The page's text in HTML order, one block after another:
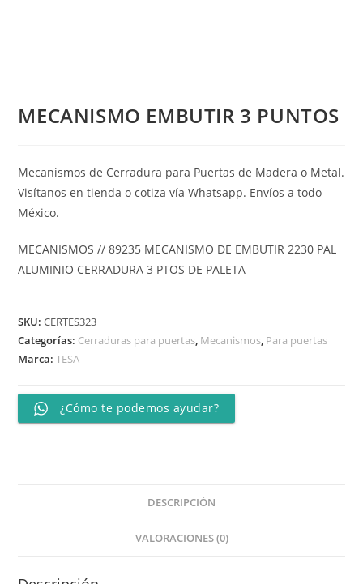
MECANISMO EMBUTIR 3 PUNTOS
Mecanismos de Cerradura para Puertas de Madera o Metal.
Visítanos en tienda o cotiza vía Whatsapp. Envíos a todo
México.
MECANISMOS // 89235 MECANISMO DE EMBUTIR 2230 PAL
ALUMINIO CERRADURA 3 PTOS DE PALETA
SKU:CERTES323
Categorías: Cerraduras para puertas, Mecanismos, Para puertas
Marca:TESA
¿Cómo te podemos ayudar?
DESCRIPCIÓN
VALORACIONES (0)